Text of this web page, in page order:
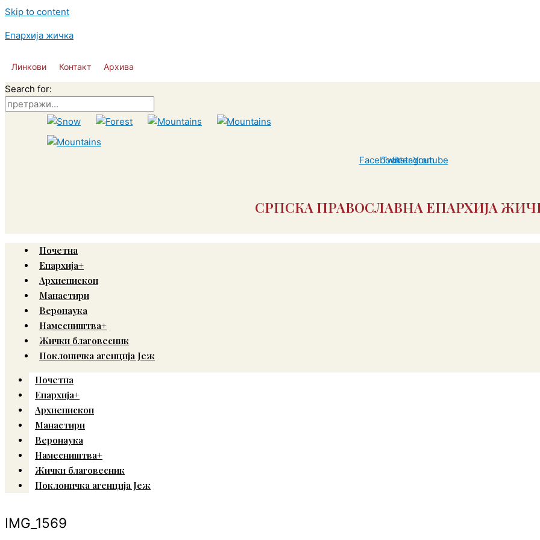
Skip to content
Епархија жичка
Линкови Контакт Архива
Search for:
Facebook
Twitter
Instagram
Youtube
СРПСКА ПРАВОСЛАВНА ЕПАРХИЈА
Почетна
Епархија+
Архиепископ
Манастири
Веронаука
Намесништва+
Жички благовесник
Поклоничка агенција Јеж
Почетна
Епархија+
Архиепископ
Манастири
Веронаука
Намесништва+
Жички благовесник
Поклоничка агенција Јеж
IMG_1569